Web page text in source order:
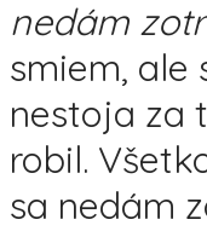
nedám
smiem, ale
nestoja za
robil.
sa nedám